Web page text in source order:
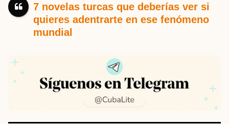
7 novelas turcas que deberías ver si
quieres adentrarte en ese fenómeno
mundial